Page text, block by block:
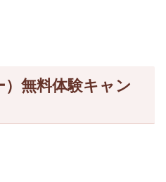
無料体験キャン